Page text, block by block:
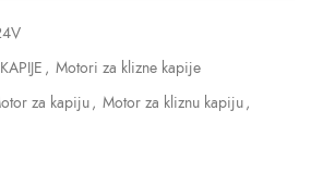
, Motori za klizne kapije
za kapiju, Motor za kliznu kapiju,